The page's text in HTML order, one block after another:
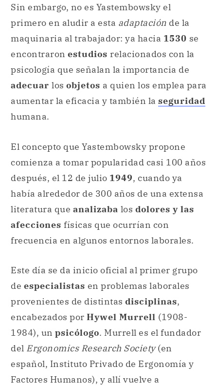
Sin embargo, no es Yastembowsky el
primero en aludir a esta adaptación de la
maquinaria al trabajador: ya hacia 1530 se
encontraron estudios relacionados con la
psicología que señalan la importancia de
adecuar los objetos a quien los emplea para
aumentar la eficacia y también la seguridad
humana.
El concepto que Yastembowsky propone
comienza a tomar popularidad casi 100 años
después, el 12 de julio 1949, cuando ya
había alrededor de 300 años de una extensa
literatura que analizaba los dolores y las
afecciones físicas que ocurrían con
frecuencia en algunos entornos laborales.
Este día se da inicio oficial al primer grupo
de especialistas en problemas laborales
provenientes de distintas disciplinas,
encabezados por Hywel Murrell (1908-
1984), un psicólogo. Murrell es el fundador
del Ergonomics Research Society(en
español, Instituto Privado de Ergonomía y
Factores Humanos), y allí vuelve a